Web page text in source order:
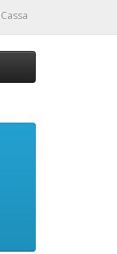
Cassa